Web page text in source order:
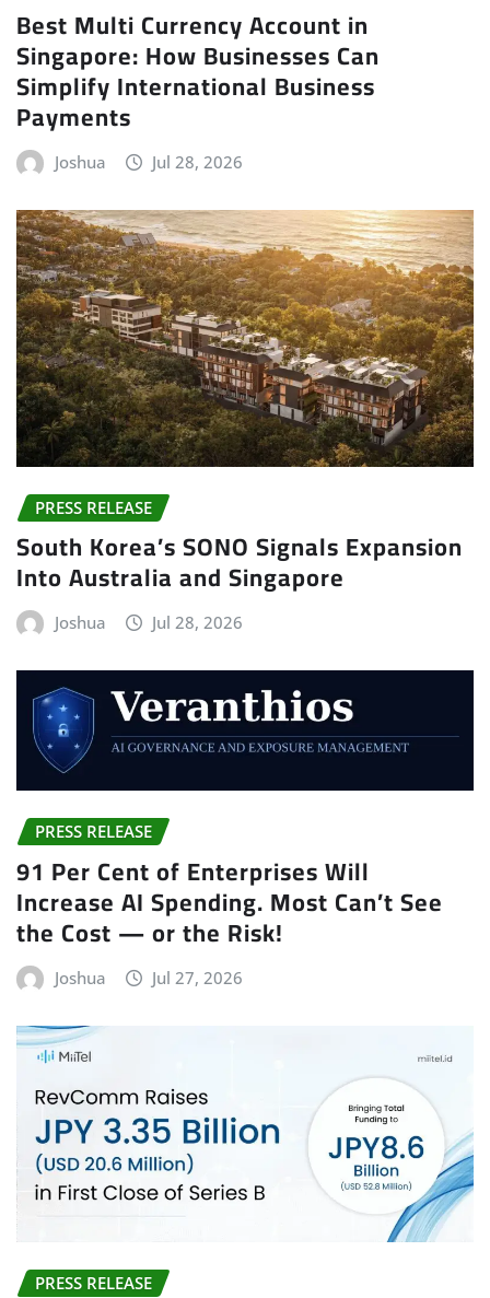
Best Multi Currency Account in
Singapore: How Businesses Can
Simplify International Business
Payments
Joshua Jul 28, 2026
PRESS RELEASE
South Korea’s SONO Signals Expansion
Into Australia and Singapore
Joshua Jul 28, 2026
PRESS RELEASE
91 Per Cent of Enterprises Will
Increase AI Spending. Most Can’t See
the Cost — or the Risk!
Joshua Jul 27, 2026
PRESS RELEASE